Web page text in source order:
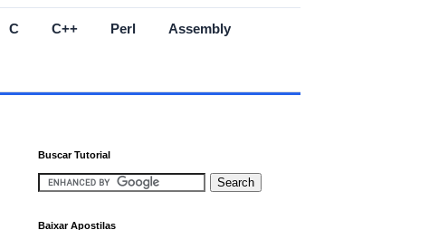
C C++ Perl Assembly
Buscar Tutorial
Baixar Apostilas